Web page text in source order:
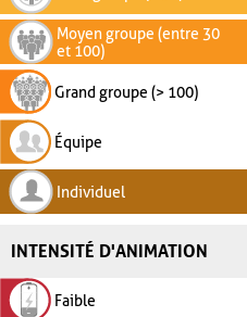
Moyen groupe (entre 30
et 100)
Grand groupe (> 100)
Équipe
Individuel
INTENSITÉ D'ANIMATION
Faible